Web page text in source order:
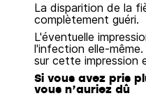
La disparition de la
complètement guéri.
L'éventuelle
l'infection elle-
sur cette impression
Si vous avez pris
vous n’auriez dû